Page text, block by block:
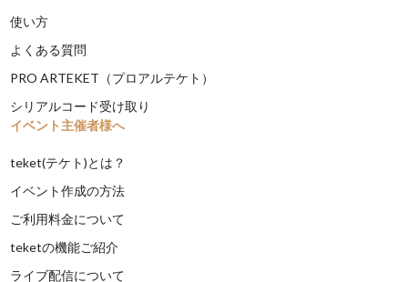
使い方
よくある質問
PRO ARTEKET（プロアルテケト）
シリアルコード受け取り
イベント主催者様へ
teket(テケト)とは？
イベント作成の方法
ご利用料金について
teketの機能ご紹介
ライブ配信について